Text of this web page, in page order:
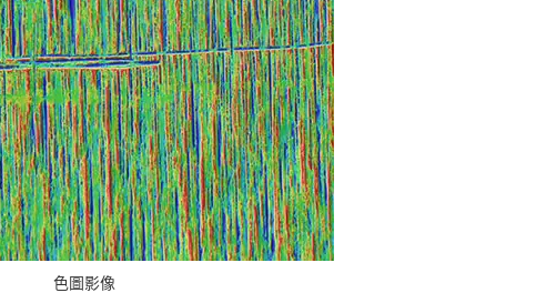
色圖影像